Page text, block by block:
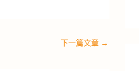
下一篇文章 →